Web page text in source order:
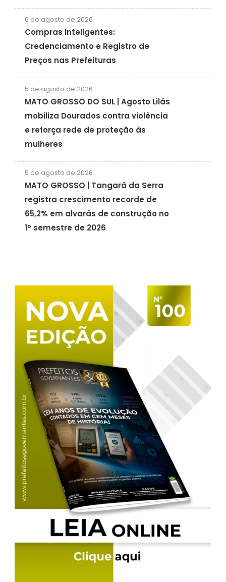
6 de agosto de 2026
Compras Inteligentes:
Credenciamento e Registro de
Preços nas Prefeituras
5 de agosto de 2026
MATO GROSSO DO SUL | Agosto Lilás
mobiliza Dourados contra violência
e reforça rede de proteção às
mulheres
5 de agosto de 2026
MATO GROSSO | Tangará da Serra
registra crescimento recorde de
65,2% em alvarás de construção no
1º semestre de 2026